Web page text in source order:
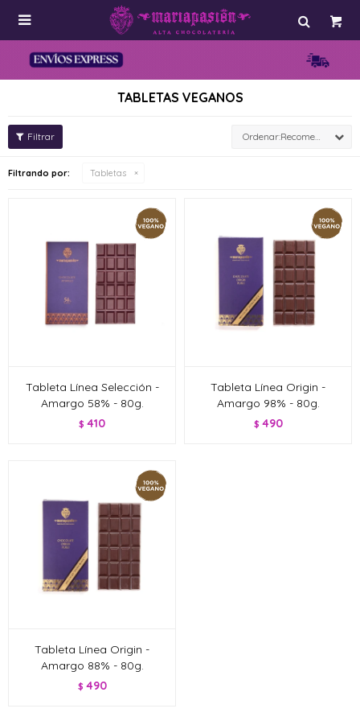

TABLETAS VEGANOS
Recomendados
Filtrando por: Tabletas
Tableta Línea Selección -
Amargo 58% - 80g.
$ 410
Tableta Línea Origin -
Amargo 98% - 80g.
$ 490
Tableta Línea Origin -
Amargo 88% - 80g.
$ 490